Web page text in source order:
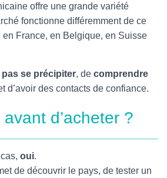
offre une grande variété
fonctionne différemment de ce
France, en Belgique, en Suisse
pas se précipiter, de comprendre
d’avoir des contacts de confiance.
d’acheter ?
oui.
de découvrir le pays, de tester un